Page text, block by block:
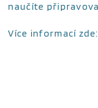
naučíte
Více informací zde: